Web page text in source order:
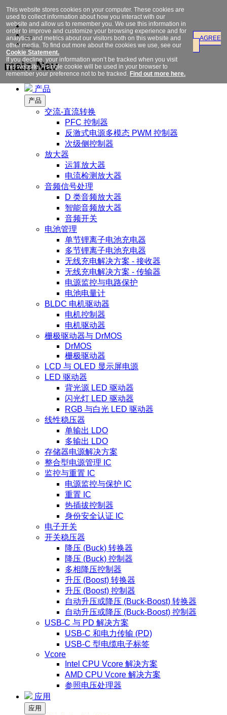
main Nav
产品
产品
交流-直流转换
PFC 控制器
反激式电源多模态 PWM 控制器
次级侧控制器
放大器
运算放大器
电流检测放大器
音频信号处理
D 类音频放大器
智能音频放大器
音频开关
电池管理
单节锂离子电池充电器
多节锂离子电池充电器
无线充电解决方案 - 接收器
无线充电解决方案 - 传输器
电源监控与电路保护
电池电量计
BLDC 电机驱动器
电机控制器
电机驱动器
栅极驱动器与 DrMOS
DrMOS
栅极驱动器
LCD 与 OLED 显示屏电源
LED 驱动器
背光源 LED 驱动器
闪光灯 LED 驱动器
RGB 与白光 LED 驱动器
线性稳压器
单输出 LDO
多输出 LDO
存储器电源解决方案
整合型电源管理 IC
监控与重置 IC
电源监控与保护 IC
重置 IC
热插拔控制器
身份安全认证 IC
电子开关
开关稳压器
降压 (Buck) 转换器
降压 (Buck) 控制器
多相降压控制器
升压 (Boost) 转换器
升压 (Boost) 控制器
自动升压或降压 (Buck-Boost) 转换器
自动升压或降压 (Buck-Boost) 控制器
USB-C 与 PD 解决方案
USB-C 和电力传输 (PD)
USB-C 型电缆电子标签
Vcore
Intel CPU Vcore 解决方案
AMD CPU Vcore 解决方案
参照电压处理器
应用
应用
AGREE
This website stores cookies on your computer. These cookies are
used to collect information about how you interact with our
website and allow us to remember you. We use this information in
order to improve and customize your browsing experience and for
analytics and metrics about our visitors both on this website and
other media. To find out more about the cookies we use, see our
Cookie Statement.
If you decline, your information won’t be tracked when you visit
this website. A single cookie will be used in your browser to
remember your preference not to be tracked. Find out more here.